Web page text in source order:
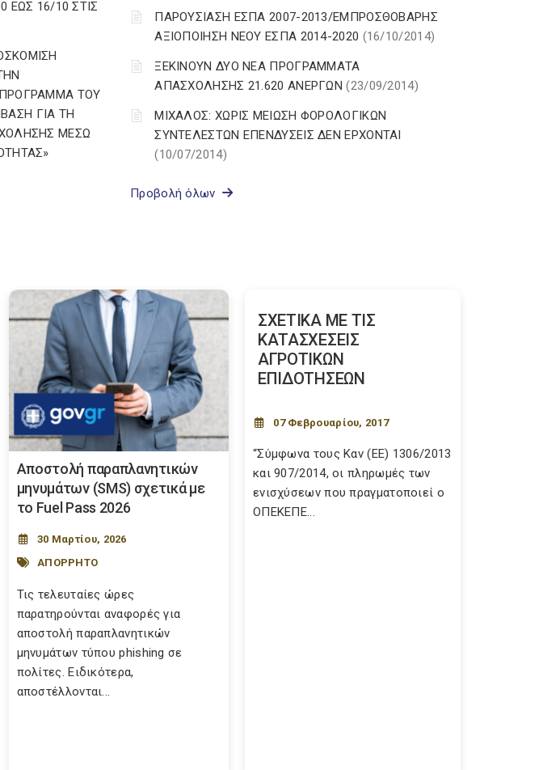
ΕΩΣ 16/10 ΣΤΙΣ
ΠΡΟΓΡΑΜΜΑ ΤΟΥ
ΓΙΑ ΤΗ
ΜΕΣΩ
ΠΑΡΟΥΣΙΑΣΗ ΕΣΠΑ 2007-2013/ΕΜΠΡΟΣΘΟΒΑΡΗΣ
ΑΞΙΟΠΟΙΗΣΗ ΝΕΟΥ ΕΣΠΑ 2014-2020 (16/10/2014)
ΞΕΚΙΝΟΥΝ ΔΥΟ ΝΕΑ ΠΡΟΓΡΑΜΜΑΤΑ
ΑΠΑΣΧΟΛΗΣΗΣ 21.620 ΑΝΕΡΓΩΝ(23/09/2014)
ΜΙΧΑΛΟΣ: ΧΩΡΙΣ ΜΕΙΩΣΗ ΦΟΡΟΛΟΓΙΚΩΝ
ΣΥΝΤΕΛΕΣΤΩΝ ΕΠΕΝΔΥΣΕΙΣ ΔΕΝ ΕΡΧΟΝΤΑΙ
(10/07/2014)
Προβολή όλων
Αποστολή παραπλανητικών
μηνυμάτων (SMS) σχετικά με
το Fuel Pass 2026
30 Μαρτίου, 2026
ΑΠΟΡΡΗΤΟ
Τις τελευταίες ώρες
παρατηρούνται αναφορές για
αποστολή παραπλανητικών
μηνυμάτων τύπου phishing σε
πολίτες. Ειδικότερα,
αποστέλλονται...
ΣΧΕΤΙΚΑ ΜΕ ΤΙΣ
ΚΑΤΑΣΧΕΣΕΙΣ
ΑΓΡΟΤΙΚΩΝ
ΕΠΙΔΟΤΗΣΕΩΝ
07 Φεβρουαρίου, 2017
“Σύμφωνα τους Καν (ΕΕ) 1306/2013
και 907/2014, οι πληρωμές των
ενισχύσεων που πραγματοποιεί ο
ΟΠΕΚΕΠΕ...